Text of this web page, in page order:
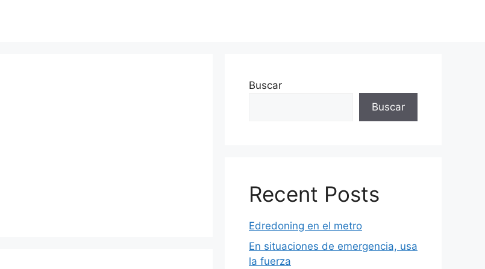
Buscar
Buscar
Recent Posts
Edredoning en el metro
En situaciones de emergencia, usa
la fuerza